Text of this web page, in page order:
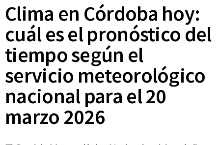
Clima en Córdoba hoy:
cuál es el pronóstico del
tiempo según el
servicio meteorológico
nacional para el 20
marzo 2026